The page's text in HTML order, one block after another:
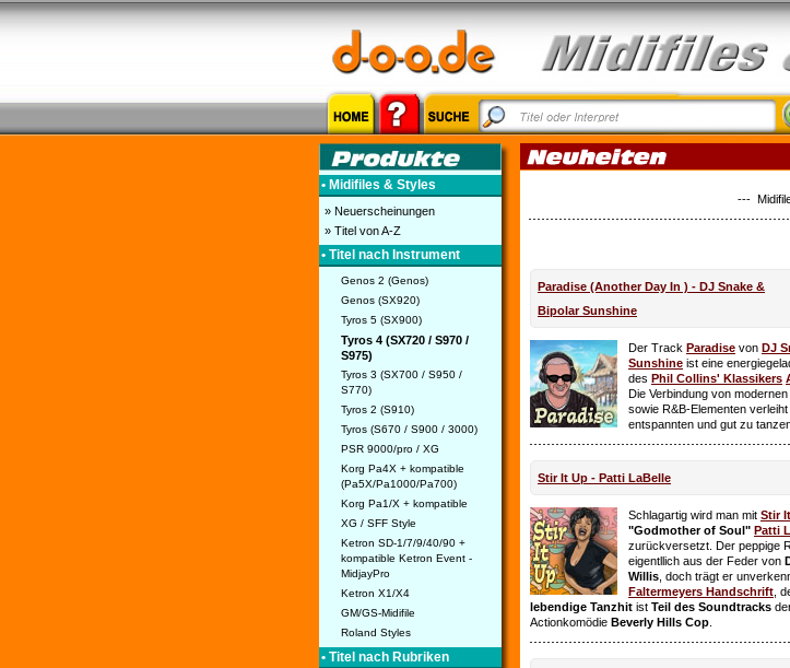
• Midifiles & Styles
» Neuerscheinungen
» Titel von A-Z
• Titel nach Instrument
Genos 2 (Genos)
Genos (SX920)
Tyros 5 (SX900)
Tyros 4 (SX720 / S970 /
S975)
Tyros 3 (SX700 / S950 /
S770)
Tyros 2 (S910)
Tyros (S670 / S900 / 3000)
PSR 9000/pro / XG
Korg Pa4X + kompatible
(Pa5X/Pa1000/Pa700)
Korg Pa1/X + kompatible
XG / SFF Style
Ketron SD-1/7/9/40/90 +
kompatible Ketron Event -
MidjayPro
Ketron X1/X4
GM/GS-Midifile
Roland Styles
• Titel nach Rubriken
--- Midifiles
Paradise (Another Day In ) - DJ Snake &
Bipolar Sunshine
Der Track Paradise von DJ
Sunshine ist eine
des Phil Collins' Klassikers
Die Verbindung von
sowie R&B-Elementen
entspannten und gut zu
Stir It Up - Patti LaBelle
Schlagartig wird man mit Stir
"Godmother of Soul" Patti
zurückversetzt. Der peppige
eigentllich aus der Feder von
Willis , doch trägt er
Faltermeyers Handschrift ,
lebendige Tanzhit ist Teil des Soundtracks
Actionkomödie Beverly Hills Cop